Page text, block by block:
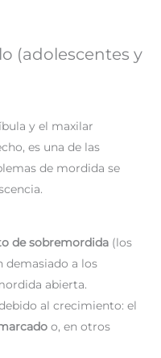
(adolescentes y
y el maxilar
es una de las
de mordida se
de sobremordida (los
demasiado a los
abierta.
al crecimiento: el
o, en otros